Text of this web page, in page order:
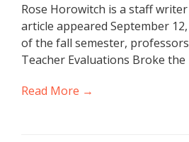
Rose Horowitch is a staff
article appeared September
of the fall semester,
Teacher Evaluations Broke the
Read More →